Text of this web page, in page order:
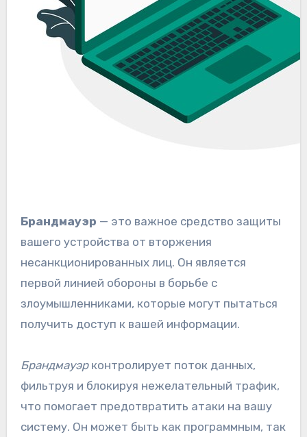
Брандмауэр — это важное средство защиты
вашего устройства от вторжения
несанкционированных лиц. Он является
первой линией обороны в борьбе с
злоумышленниками, которые могут пытаться
получить доступ к вашей информации.
Брандмауэрконтролирует поток данных,
фильтруя и блокируя нежелательный трафик,
что помогает предотвратить атаки на вашу
систему. Он может быть как программным, так